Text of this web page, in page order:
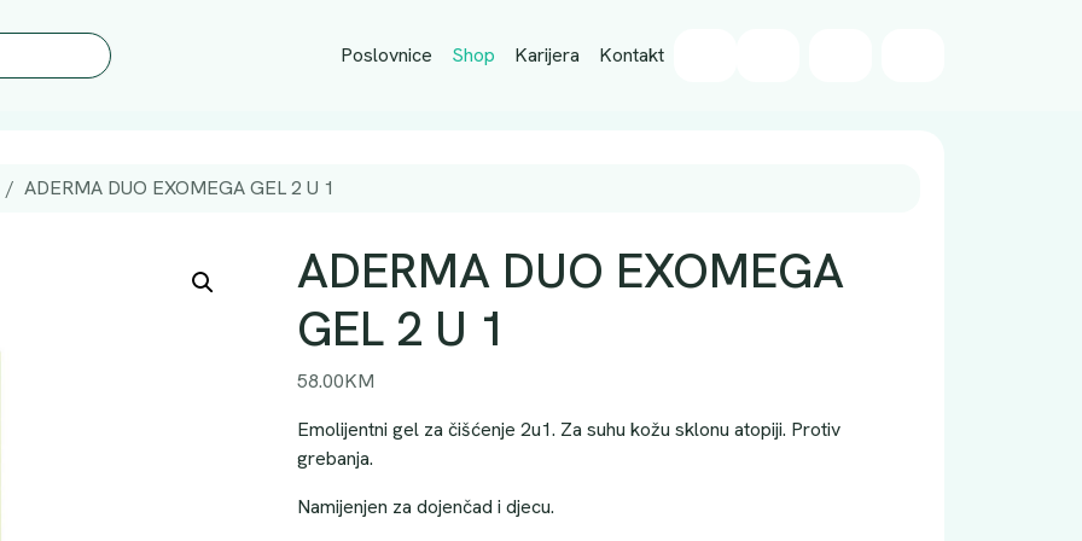
Poslovnice Shop Karijera Kontakt
ADERMA DUO EXOMEGA GEL 2 U 1
ADERMA DUO EXOMEGA
GEL 2 U 1
58.00KM
Emolijentni gel za čišćenje 2u1. Za suhu kožu sklonu atopiji. Protiv
grebanja.
Namijenjen za dojenčad i djecu.